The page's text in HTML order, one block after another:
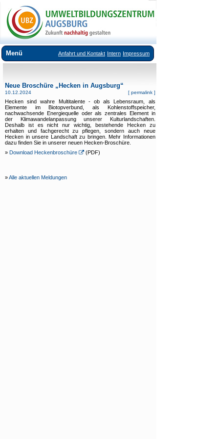
Anfahrt und Kontakt Intern Impressum
Menü
Veranstaltungsangebote
Ausstellungen im UBZ
Vermietung Seminarräume
Downloads
Links
Neue Broschüre „Hecken in Augsburg“
[ permalink]
10.12.2024
Hecken sind wahre Multitalente - ob als Lebensraum, als
Elemente im Biotopverbund, als Kohlenstoffspeicher,
nachwachsende Energiequelle oder als zentrales Element in
der Klimawandelanpassung unserer Kulturlandschaften.
Deshalb ist es nicht nur wichtig, bestehende Hecken zu
erhalten und fachgerecht zu pflegen, sondern auch neue
Hecken in unsere Landschaft zu bringen. Mehr Informationen
dazu finden Sie in unserer neuen Hecken-Broschüre.
» Download Heckenbroschüre (PDF)
»Alle aktuellen Meldungen